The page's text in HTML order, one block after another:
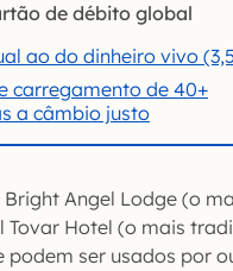
de débito global
ao do dinheiro vivo
carregamento de 40+
a câmbio justo
Bright Angel Lodge (o
Tovar Hotel (o mais
podem ser usados por